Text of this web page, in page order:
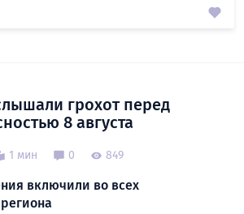
грохот перед
8 августа
1 мин 0 849
включили во всех